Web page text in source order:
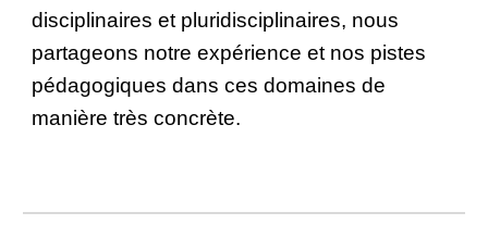
disciplinaires et pluridisciplinaires, nous
partageons notre expérience et nos pistes
pédagogiques dans ces domaines de
manière très concrète.